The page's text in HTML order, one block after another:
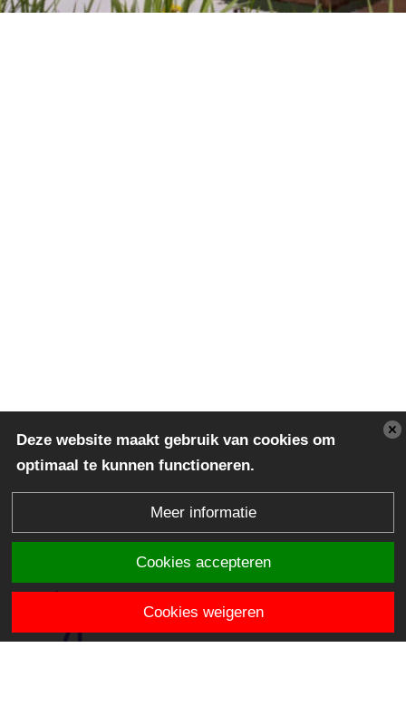
Deze website maakt gebruik van cookies om
optimaal te kunnen functioneren.
Meer informatie
Cookies accepteren
Cookies weigeren